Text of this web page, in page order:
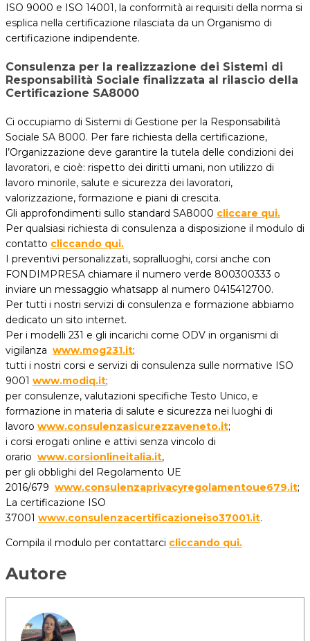
ISO 9000 e ISO 14001, la conformità ai requisiti della norma si
esplica nella certificazione rilasciata da un Organismo di
certificazione indipendente.
Consulenza per la realizzazione dei Sistemi di
Responsabilità Sociale finalizzata al rilascio della
Certificazione SA8000
Ci occupiamo di Sistemi di Gestione per la Responsabilità
Sociale SA 8000. Per fare richiesta della certificazione,
l’Organizzazione deve garantire la tutela delle condizioni dei
lavoratori, e cioè: rispetto dei diritti umani, non utilizzo di
lavoro minorile, salute e sicurezza dei lavoratori,
valorizzazione, formazione e piani di crescita.
Gli approfondimenti sullo standard SA8000 cliccare qui.
Per qualsiasi richiesta di consulenza a disposizione il modulo di
contatto cliccando qui.
I preventivi personalizzati, sopralluoghi, corsi anche con
FONDIMPRESA chiamare il numero verde 800300333 o
inviare un messaggio whatsapp al numero 0415412700.
Per tutti i nostri servizi di consulenza e formazione abbiamo
dedicato un sito internet.
Per i modelli 231 e gli incarichi come ODV in organismi di
vigilanza www.mog231.it;
tutti i nostri corsi e servizi di consulenza sulle normative ISO
9001 www.modiq.it;
per consulenze, valutazioni specifiche Testo Unico, e
formazione in materia di salute e sicurezza nei luoghi di
lavoro www.consulenzasicurezzaveneto.it;
i corsi erogati online e attivi senza vincolo di
orario www.corsionlineitalia.it,
per gli obblighi del Regolamento UE
2016/679 www.consulenzaprivacyregolamentoue679.it;
La certificazione ISO
37001 www.consulenzacertificazioneiso37001.it.
Compila il modulo per contattarci cliccando qui.
Autore